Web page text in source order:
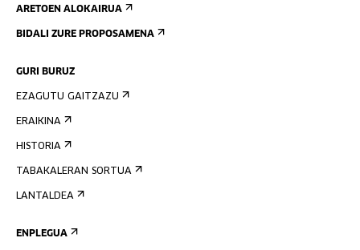
ARETOEN ALOKAIRUA
BIDALI ZURE PROPOSAMENA
GURI BURUZ
EZAGUTU GAITZAZU
ERAIKINA
HISTORIA
TABAKALERAN SORTUA
LANTALDEA
ENPLEGUA